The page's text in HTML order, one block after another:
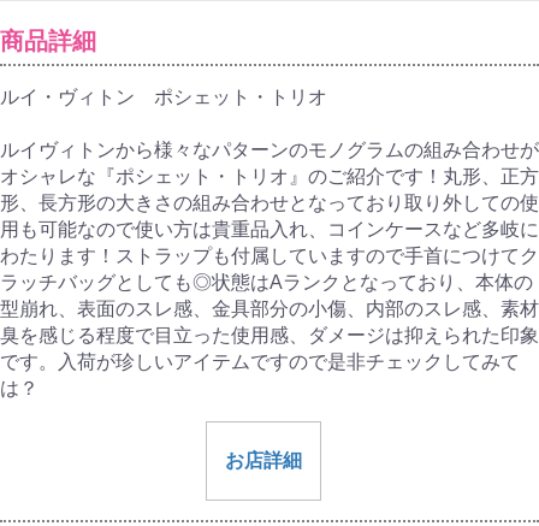
商品詳細
ルイ・ヴィトン ポシェット・トリオ
ルイヴィトンから様々なパターンのモノグラムの組み合わせが
オシャレな『ポシェット・トリオ』のご紹介です！丸形、正方
形、長方形の大きさの組み合わせとなっており取り外しての使
用も可能なので使い方は貴重品入れ、コインケースなど多岐に
わたります！ストラップも付属していますので手首につけてク
ラッチバッグとしても◎状態はAランクとなっており、本体の
型崩れ、表面のスレ感、金具部分の小傷、内部のスレ感、素材
臭を感じる程度で目立った使用感、ダメージは抑えられた印象
です。入荷が珍しいアイテムですので是非チェックしてみて
は？
お店詳細